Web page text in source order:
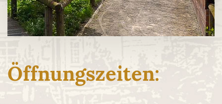
Öffnungszeiten: